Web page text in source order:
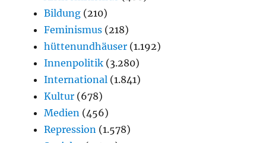
Bildung (210)
Feminismus (218)
hüttenundhäuser (1.192)
Innenpolitik (3.280)
International (1.841)
Kultur (678)
Medien (456)
Repression (1.578)